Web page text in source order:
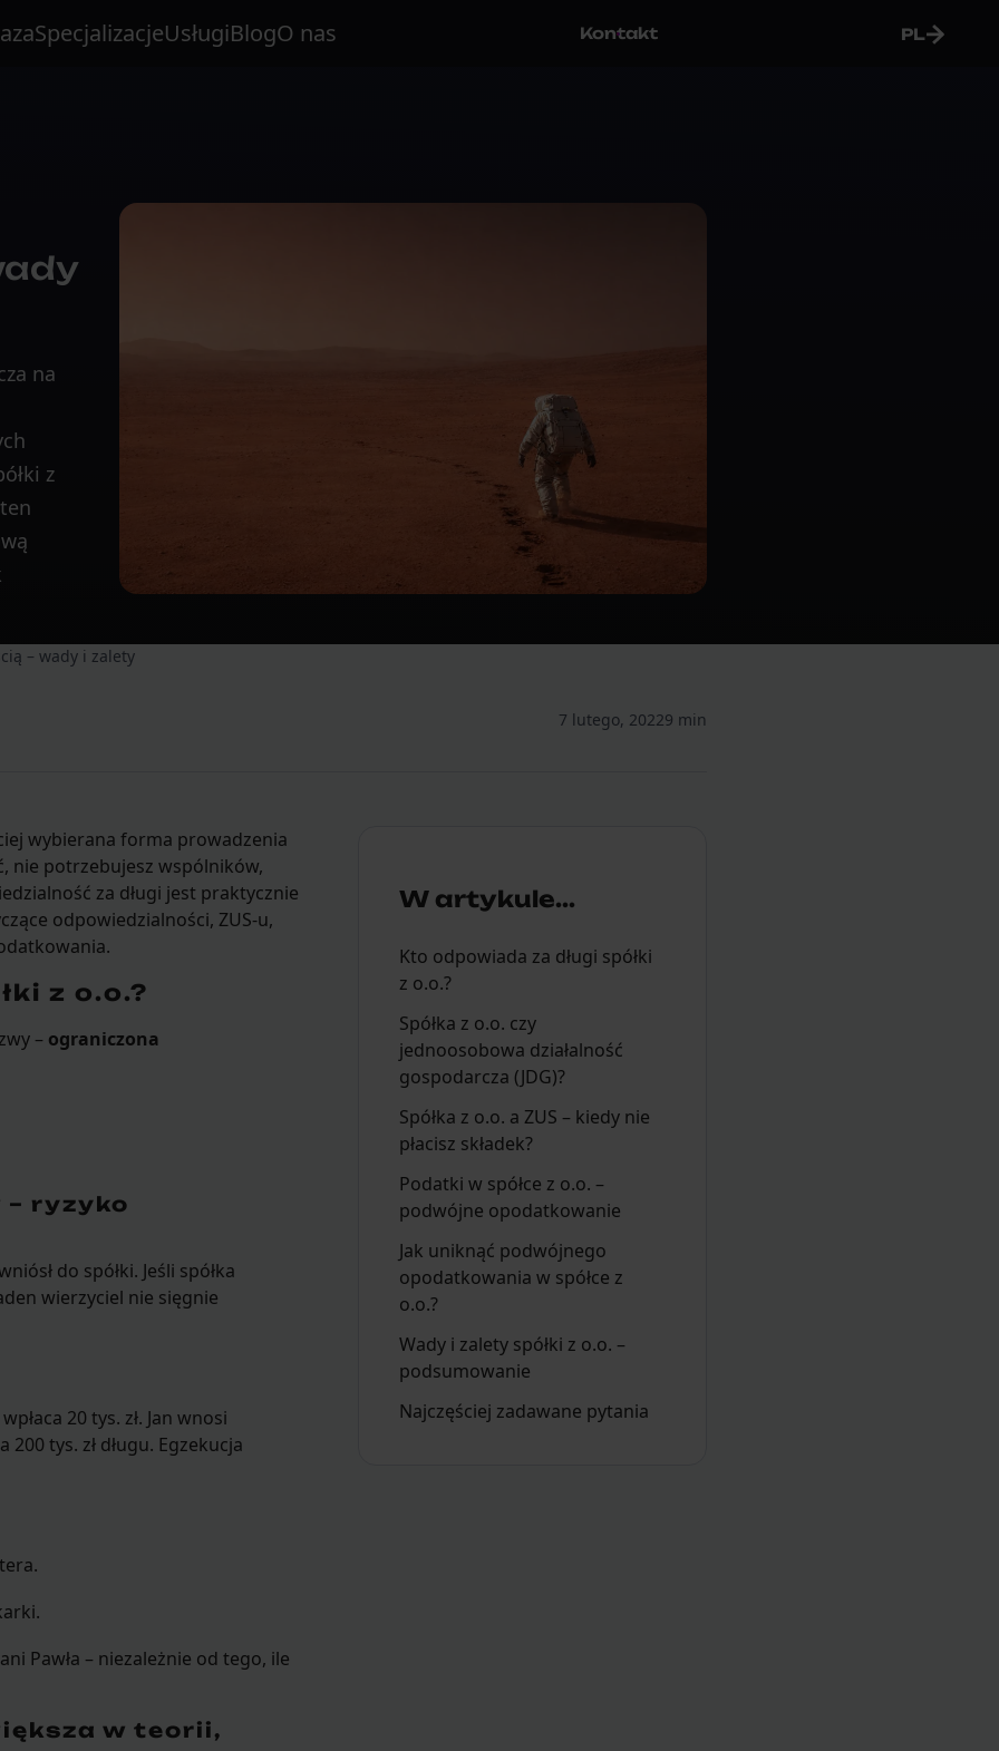
SpecjalizacjeUsługiBlogO nas Kontakt PL
na
z
– wady i zalety
7 lutego, 20229 min
wybierana forma prowadzenia
nie potrzebujesz wspólników,
za długi jest praktycznie
odpowiedzialności, ZUS-u,
z o.o.?
– ograniczona
ryzyko
do spółki. Jeśli spółka
wierzyciel nie sięgnie
20 tys. zł. Jan wnosi
tys. zł długu. Egzekucja
Pawła – niezależnie od tego, ile
w teorii,
W artykule...
Kto odpowiada za długi spółki
z o.o.?
Spółka z o.o. czy
jednoosobowa działalność
gospodarcza (JDG)?
Spółka z o.o. a ZUS – kiedy nie
płacisz składek?
Podatki w spółce z o.o. –
podwójne opodatkowanie
Jak uniknąć podwójnego
opodatkowania w spółce z
o.o.?
Wady i zalety spółki z o.o. –
podsumowanie
Najczęściej zadawane pytania